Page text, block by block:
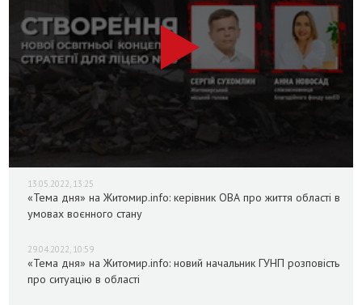
13.05.2022, 13:25
«Тема дня» на Житомир.info: керівник ОВА про життя області в
умовах воєнного стану
29.04.2022, 10:59
«Тема дня» на Житомир.info: новий начальник ГУНП розповість
про ситуацію в області